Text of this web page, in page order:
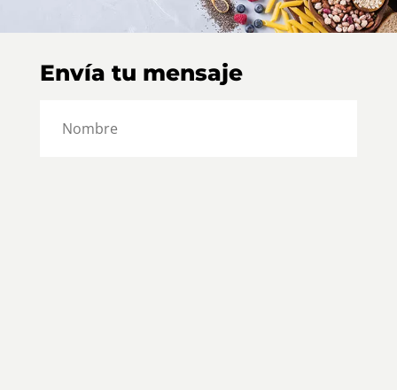
Envía tu mensaje